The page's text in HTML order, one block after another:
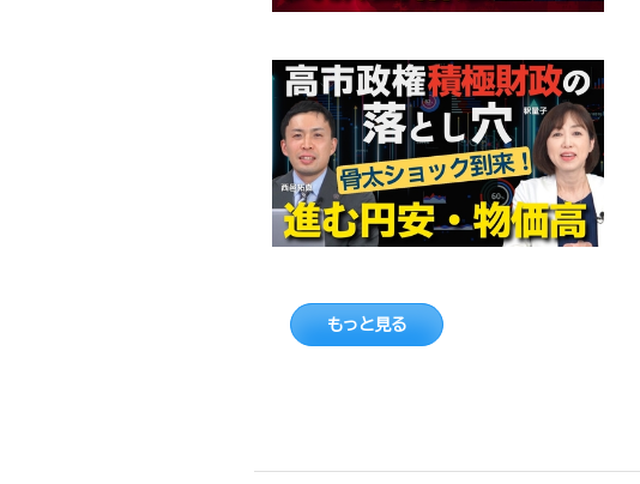
もっと見る